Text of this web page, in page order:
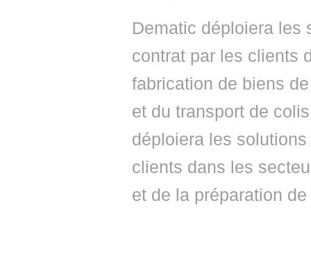
Dematic déploiera les
contrat par les clients
fabrication de biens
et du transport de
déploiera les
clients dans les
et de la préparation